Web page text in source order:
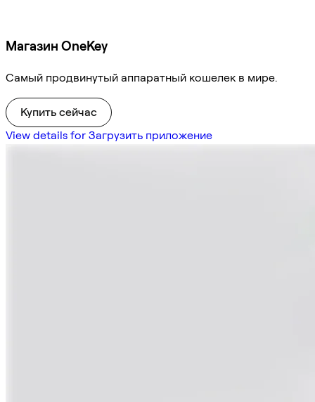
Магазин OneKey
Самый продвинутый аппаратный кошелек в мире.
Купить сейчас
View details for Загрузить приложение